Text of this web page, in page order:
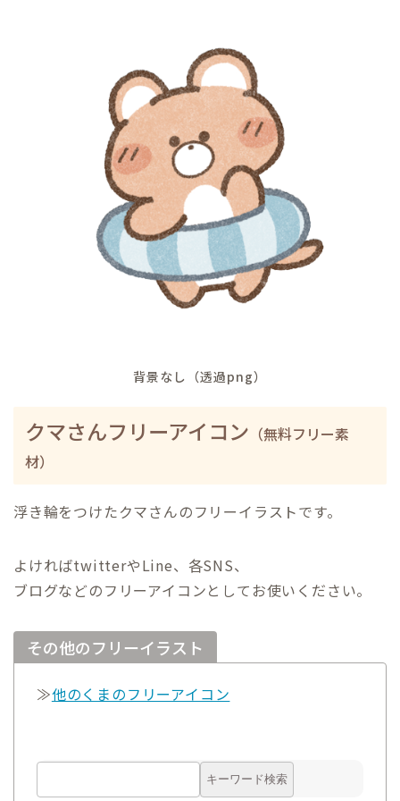
背景なし（透過png）
クマさんフリーアイコン （無料フリー素
材）
浮き輪をつけたクマさんのフリーイラストです。
よければtwitterやLine、各SNS、
ブログなどのフリーアイコンとしてお使いください。
その他のフリーイラスト
≫他のくまのフリーアイコン